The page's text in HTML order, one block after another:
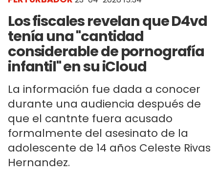
Los fiscales revelan que D4vd
tenía una "cantidad
considerable de pornografía
infantil" en su iCloud
La información fue dada a conocer
durante una audiencia después de
que el cantnte fuera acusado
formalmente del asesinato de la
adolescente de 14 años Celeste Rivas
Hernandez.